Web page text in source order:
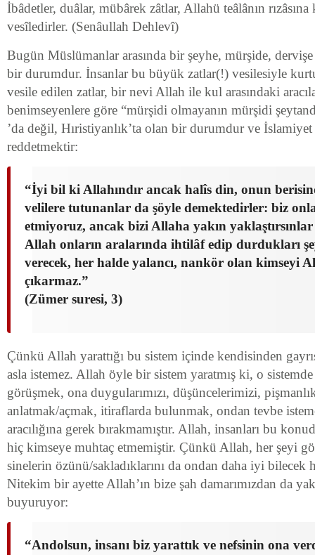
İbâdetler, duâlar, mübârek zâtlar, Allahü teâlânın
vesîledirler. (Senâullah Dehlevî)
Bugün Müslümanlar arasında bir şeyhe, mürşide,
bir durumdur. İnsanlar bu büyük zatlar(!) vesilesiyle
vesile edilen zatlar, bir nevi Allah ile kul arasındaki
benimseyenlere göre “mürşidi olmayanın mürşidi
’da değil, Hıristiyanlık’ta olan bir durumdur ve İslamiyet
reddetmektir:
“İyi bil ki Allahındır ancak halîs din, onun
velilere tutunanlar da şöyle demektedirler: biz
etmiyoruz, ancak bizi Allaha yakın
Allah onların aralarında ihtilâf edip durdukları
verecek, her halde yalancı, nankör olan kimseyi
çıkarmaz.”
(Zümer suresi, 3)
Çünkü Allah yarattığı bu sistem içinde kendisinden
asla istemez. Allah öyle bir sistem yaratmış ki, o
görüşmek, ona duygularımızı, düşüncelerimizi,
anlatmak/açmak, itiraflarda bulunmak, ondan tevbe
aracılığına gerek bırakmamıştır. Allah, insanları bu
hiç kimseye muhtaç etmemiştir. Çünkü Allah, her şeyi
sinelerin özünü/sakladıklarını da ondan daha iyi bilecek
Nitekim bir ayette Allah’ın bize şah damarımızdan da
buyuruyor:
“Andolsun, insanı biz yarattık ve nefsinin ona